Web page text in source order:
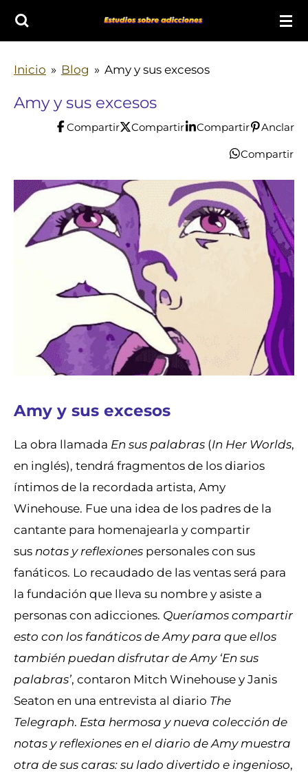
al
Inicio » Blog » Amy y sus excesos
Amy y sus excesos
Compartir Compartir Compartir Anclar
Compartir
Amy y sus excesos
La obra llamada En sus palabras (In Her Worlds,
en inglés), tendrá fragmentos de los diarios
íntimos de la recordada artista, Amy
Winehouse. Fue una idea de los padres de la
cantante para homenajearla y compartir
susnotas y reflexiones personales con sus
fanáticos. Lo recaudado de las ventas será para
la fundación que lleva su nombre y asiste a
personas con adicciones. Queríamos compartir
esto con los fanáticos de Amy para que ellos
también puedan disfrutar de Amy ‘En sus
palabras’, contaron Mitch Winehouse y Janis
Seaton en una entrevista al diario The
Telegraph. Esta hermosa y nueva colección de
notas y reflexiones en el diario de Amy muestra
otra de sus caras: su lado divertido e ingenioso,